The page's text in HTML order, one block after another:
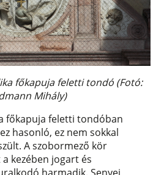
főkapuja feletti tondó (Fotó:
Mihály)
főkapuja feletti tondóban
hasonló, ez nem sokkal
A szobormező kör
kezében jogart és